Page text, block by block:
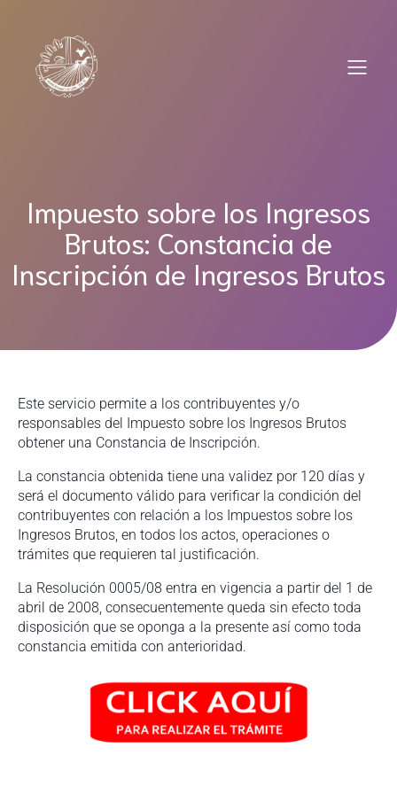
contenido
Impuesto sobre los Ingresos
Brutos: Constancia de
Inscripción de Ingresos Brutos
Este servicio permite a los contribuyentes y/o
responsables del Impuesto sobre los Ingresos Brutos
obtener una Constancia de Inscripción.
La constancia obtenida tiene una validez por 120 días y
será el documento válido para verificar la condición del
contribuyentes con relación a los Impuestos sobre los
Ingresos Brutos, en todos los actos, operaciones o
trámites que requieren tal justificación.
La Resolución 0005/08 entra en vigencia a partir del 1 de
abril de 2008, consecuentemente queda sin efecto toda
disposición que se oponga a la presente así­ como toda
constancia emitida con anterioridad.